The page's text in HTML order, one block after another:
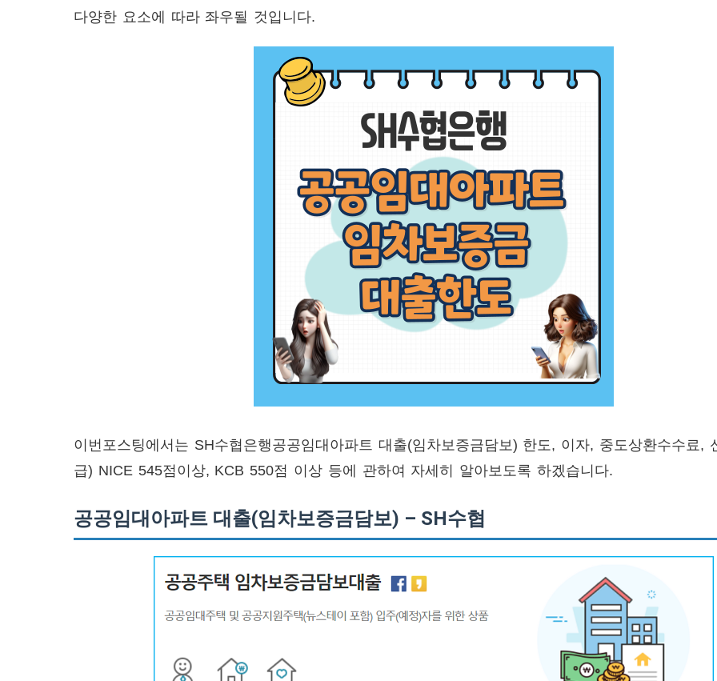
다양한 요소에 따라 좌우될 것입니다.
이번포스팅에서는 SH수협은행공공임대아파트 대출(임차보증금담보) 한도, 이자, 중도상환수수료,
급) NICE 545점이상, KCB 550점 이상 등에 관하여 자세히 알아보도록 하겠습니다.
공공임대아파트 대출(임차보증금담보) – SH수협